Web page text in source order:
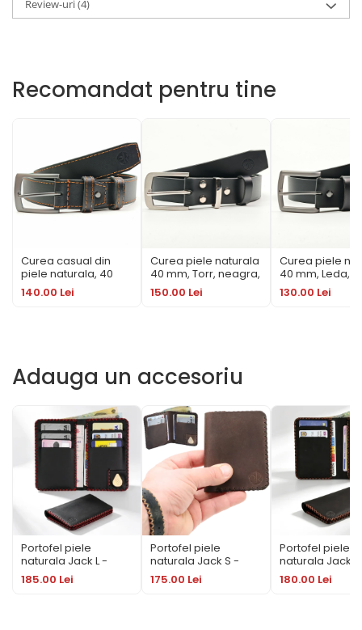
Review-uri(4)
Recomandat pentru tine
Curea casual din
piele naturala, 40
mm, Styx, neagra,
cusatura maro
140.00 Lei
Curea piele naturala
40 mm, Torr, neagra,
catarama inox
150.00 Lei
Curea piele
40 mm, Leda,
neagra,
solida
130.00 Lei
Adauga un accesoriu
Portofel piele
naturala Jack L -
talon auto
185.00 Lei
Portofel piele
naturala Jack S -
slim
175.00 Lei
Portofel piele
naturala Jack
buletin si
180.00 Lei